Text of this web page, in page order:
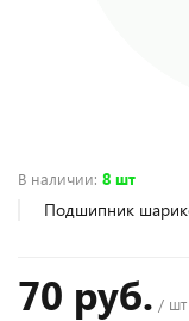
В наличии: 8 шт
Подшипник
70 руб. / шт